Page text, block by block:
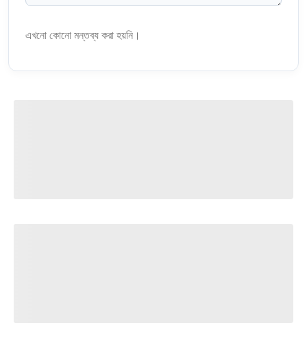
এখনো কোনো মন্তব্য করা হয়নি।